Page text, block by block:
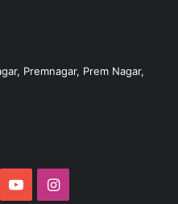
Premnagar, Prem Nagar,
YouTubeInstagram